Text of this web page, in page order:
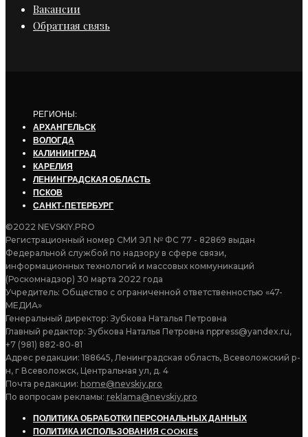
Вакансии
Обратная связь
РЕГИОНЫ:
АРХАНГЕЛЬСК
ВОЛОГДА
КАЛИНИНГРАД
КАРЕЛИЯ
ЛЕНИНГРАДСКАЯ ОБЛАСТЬ
ПСКОВ
САНКТ-ПЕТЕРБУРГ
©2022 NEVSKIY.PRO
Регистрационный номер СМИ ЭЛ № ФС 77 - 82869 выдан
Федеральной службой по надзору в сфере связи,
информационных технологий и массовых коммуникаций
(Роскомнадзор) 30 марта 2022 года
Учредитель: Общество с ограниченной ответственностью «47-
МЕДИА»
Генеральный директор: Зубкова Наталья Петровна
Главный редактор: Зубкова Наталья Петровна nppress@yandex.ru,
+7 (981) 882-80-81
Адрес редакции: 188645, Ленинградская область, Всеволожский р-
н, г Всеволожск, Центральная ул, д. 4
Почта редакции: home@nevskiy.pro
По вопросам рекламы: reklama@nevskiy.pro
ПОЛИТИКА ОБРАБОТКИ ПЕРСОНАЛЬНЫХ ДАННЫХ
ПОЛИТИКА ИСПОЛЬЗОВАНИЯ COOKIES